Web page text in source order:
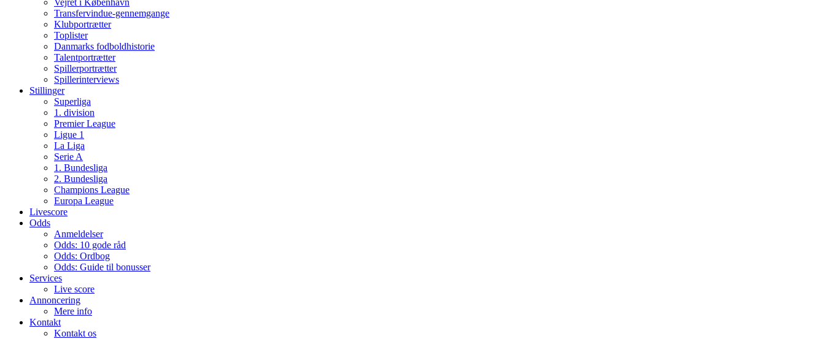
Transfervindue-gennemgange
Klubportrætter
Toplister
Danmarks fodboldhistorie
Talentportrætter
Spillerportrætter
Spillerinterviews
Stillinger
Superliga
1. division
Premier League
Ligue 1
La Liga
Serie A
1. Bundesliga
2. Bundesliga
Champions League
Europa League
Livescore
Odds
Anmeldelser
Odds: 10 gode råd
Odds: Ordbog
Odds: Guide til bonusser
Services
Live score
Annoncering
Mere info
Kontakt
Kontakt os